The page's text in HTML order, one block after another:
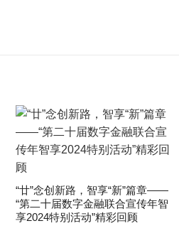
“廿”念创新路，智享“新”篇章——
“第二十届数字金融联合宣传年智
享2024特别活动”精彩回顾